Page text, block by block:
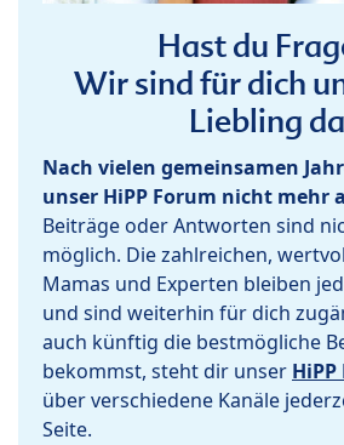
Hast du
Wir sind für dich
Liebling
Nach vielen gemeinsamen
unser HiPP Forum nicht mehr
Beiträge oder Antworten sind
möglich. Die zahlreichen,
Mamas und Experten bleiben
und sind weiterhin für dich
auch künftig die bestmögliche
bekommst, steht dir unser
über verschiedene Kanäle
Seite.